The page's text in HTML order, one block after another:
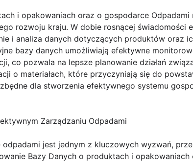
i opakowaniach oraz o gospodarce Odpadami
rozwoju kraju. W dobie rosnącej świadomości
i analiza danych dotyczących produktów oraz
bazy danych umożliwiają efektywne
co pozwala na lepsze planowanie działań
o materiałach, które przyczyniają się do
dla stworzenia efektywnego systemu
Zarządzaniu Odpadami
jest jednym z kluczowych wyzwań,
Bazy Danych o produktach i